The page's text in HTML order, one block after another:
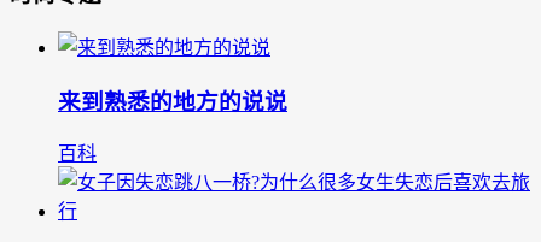
来到熟悉的地方的说说
百科